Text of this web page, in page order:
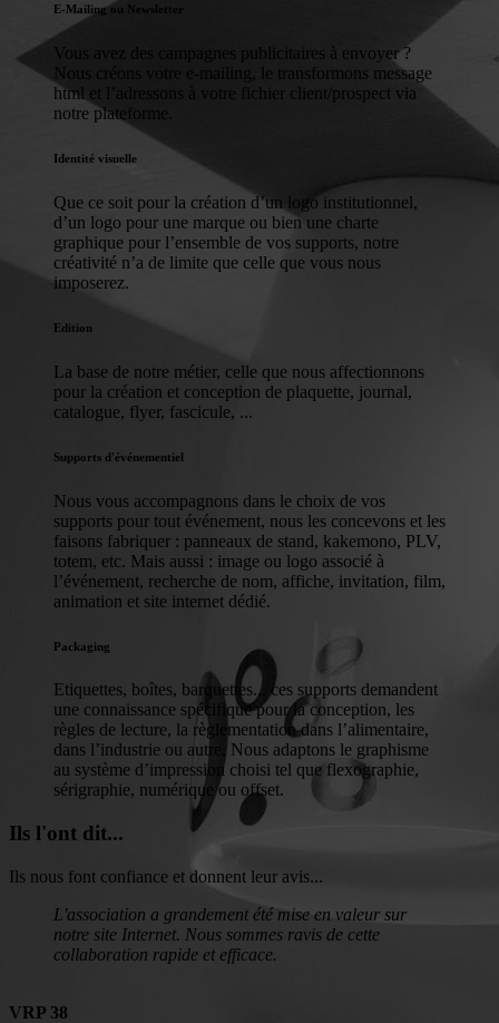
E-Mailing ou Newsletter
Vous avez des campagnes publicitaires à envoyer ?
Nous créons votre e-mailing, le transformons message
html et l’adressons à votre fichier client/prospect via
notre plateforme.
Identité visuelle
Que ce soit pour la création d’un logo institutionnel,
d’un logo pour une marque ou bien une charte
graphique pour l’ensemble de vos supports, notre
créativité n’a de limite que celle que vous nous
imposerez.
Edition
La base de notre métier, celle que nous affectionnons
pour la création et conception de plaquette, journal,
catalogue, flyer, fascicule, ...
Supports d'événementiel
Nous vous accompagnons dans le choix de vos
supports pour tout événement, nous les concevons et les
faisons fabriquer : panneaux de stand, kakemono, PLV,
totem, etc. Mais aussi : image ou logo associé à
l’événement, recherche de nom, affiche, invitation, film,
animation et site internet dédié.
Packaging
Etiquettes, boîtes, barquettes... ces supports demandent
une connaissance spécifique pour la conception, les
règles de lecture, la règlementation dans l’alimentaire,
dans l’industrie ou autre. Nous adaptons le graphisme
au système d’impression choisi tel que flexographie,
sérigraphie, numérique ou offset.
Ils l'ont dit...
Ils nous font confiance et donnent leur avis...
L'association a grandement été mise en valeur sur
notre site Internet. Nous sommes ravis de cette
collaboration rapide et efficace.
VRP 38